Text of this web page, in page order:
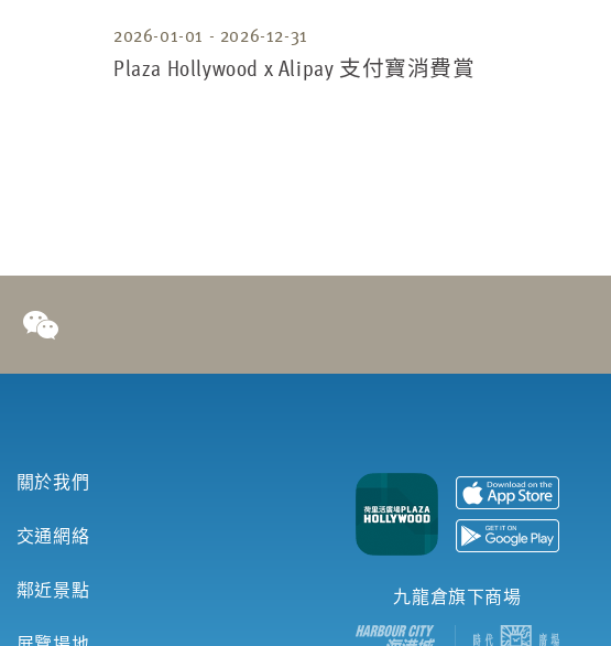
2026-01-01 - 2026-12-31
Plaza Hollywood x Alipay 支付寶消費賞
關於我們
交通網絡
鄰近景點 九龍倉旗下商場